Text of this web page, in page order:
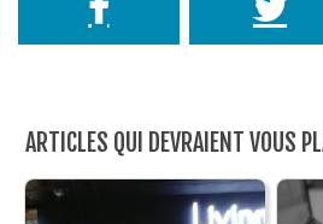
ARTICLES QUI DEVRAIENT VOUS